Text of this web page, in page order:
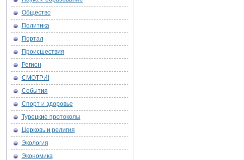
Общество
Политика
Портал
Происшествия
Регион
СМОТРИ!
События
Спорт и здоровье
Турецкие протоколы
Церковь и религия
Экология
Экономика